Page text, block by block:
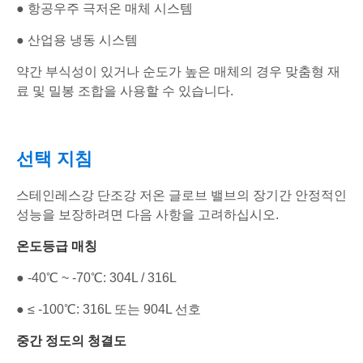
● 항공우주 극저온 매체 시스템
● 산업용 냉동 시스템
약간 부식성이 있거나 순도가 높은 매체의 경우 맞춤형 재
료 및 밀봉 조합을 사용할 수 있습니다.
선택 지침
스테인레스강 단조강 저온 글로브 밸브의 장기간 안정적인
성능을 보장하려면 다음 사항을 고려하십시오.
온도등급 매칭
● -40℃ ~ -70℃: 304L / 316L
● ≤ -100℃: 316L 또는 904L 선호
중간 정도의 청결도